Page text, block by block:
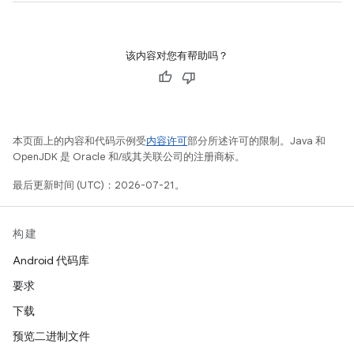
该内容对您有帮助吗？
本页面上的内容和代码示例受内容许可部分所述许可的限制。Java 和
OpenJDK 是 Oracle 和/或其关联公司的注册商标。
最后更新时间 (UTC)：2026-07-21。
构建
Android 代码库
要求
下载
预览二进制文件